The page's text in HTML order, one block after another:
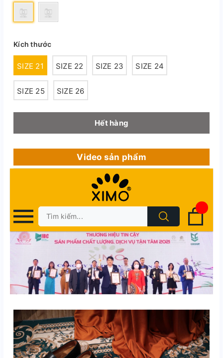
Kích thước
SIZE 21 SIZE 22 SIZE 23 SIZE 24
SIZE 25 SIZE 26
Hết hàng
Video sản phẩm